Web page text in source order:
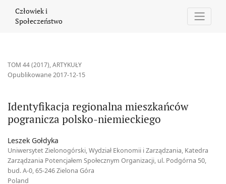
Człowiek i
Społeczeństwo
TOM 44 (2017),ARTYKUŁY
Identyfikacja regionalna mieszkańców
pogranicza polsko-niemieckiego
Opublikowane 2017-12-15
Leszek Gołdyka
Uniwersytet Zielonogórski, Wydział Ekonomii i Zarządzania, Katedra
Zarządzania Potencjałem Społecznym Organizacji, ul. Podgórna 50,
bud. A-0, 65-246 Zielona Góra
Poland